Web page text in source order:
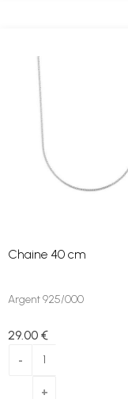
Chaine 40 cm
Argent 925/000
29.00 €